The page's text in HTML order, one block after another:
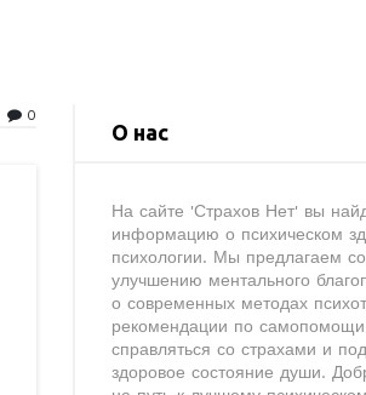
0
О нас
На сайте 'Страхов Нет' вы
информацию о психическом
психологии. Мы предлагаем
улучшению ментального
о современных методах
рекомендации по
справляться со страхами и
здоровое состояние души.